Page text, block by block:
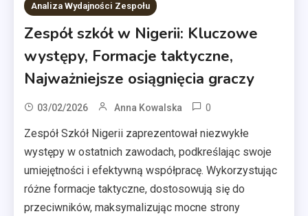
Analiza Wydajności Zespołu
Zespół szkół w Nigerii: Kluczowe
występy, Formacje taktyczne,
Najważniejsze osiągnięcia graczy
03/02/2026 Anna Kowalska 0
Zespół Szkół Nigerii zaprezentował niezwykłe
występy w ostatnich zawodach, podkreślając swoje
umiejętności i efektywną współpracę. Wykorzystując
różne formacje taktyczne, dostosowują się do
przeciwników, maksymalizując mocne strony